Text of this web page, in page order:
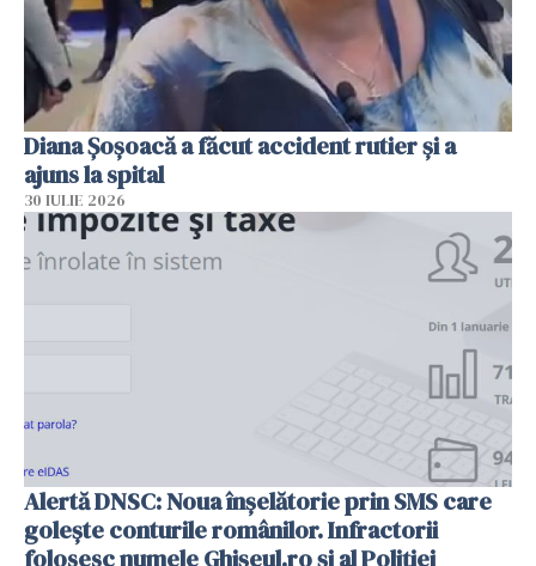
Diana Șoșoacă a făcut accident rutier și a
ajuns la spital
30 IULIE 2026
Alertă DNSC: Noua înșelătorie prin SMS care
golește conturile românilor. Infractorii
folosesc numele Ghișeul.ro și al Poliției